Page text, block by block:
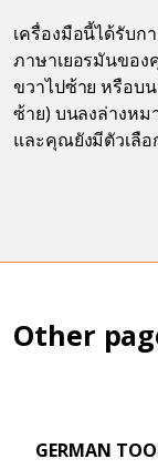
เครื่องมือนี้ได้รับก
ภาษาเยอรมันขอ
ขวาไปซ้าย หรือบ
ซ้าย) บนลงล่างห
และคุณยังมีตัวเลื
Other
GERMAN